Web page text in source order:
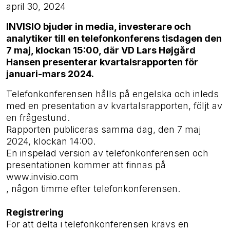
april 30, 2024
INVISIO bjuder in media, investerare och
analytiker till en telefonkonferens tisdagen den
7 maj, klockan 15:00, där VD Lars Højgård
Hansen presenterar kvartalsrapporten för
januari-mars 2024.
Telefonkonferensen hålls på engelska och inleds
med en presentation av kvartalsrapporten, följt av
en frågestund.
Rapporten publiceras samma dag, den 7 maj
2024, klockan 14:00.
En inspelad version av telefonkonferensen och
presentationen kommer att finnas på
www.invisio.com
, någon timme efter telefonkonferensen.
Registrering
För att delta i telefonkonferensen krävs en